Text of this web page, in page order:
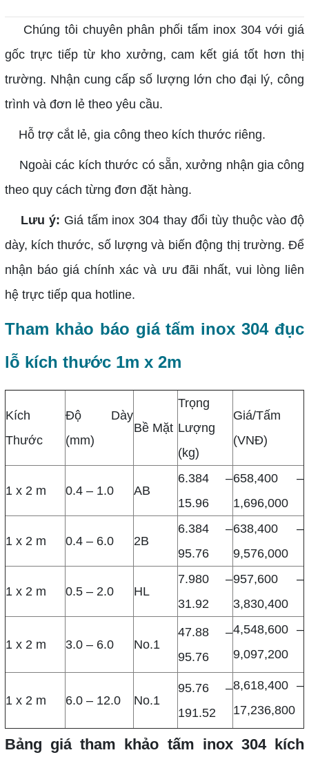
Chúng tôi chuyên phân phối tấm inox 304 với giá
gốc trực tiếp từ kho xưởng, cam kết giá tốt hơn thị
trường. Nhận cung cấp số lượng lớn cho đại lý, công
trình và đơn lẻ theo yêu cầu.
Hỗ trợ cắt lẻ, gia công theo kích thước riêng.
Ngoài các kích thước có sẵn, xưởng nhận gia công
theo quy cách từng đơn đặt hàng.
Lưu ý: Giá tấm inox 304 thay đổi tùy thuộc vào độ
dày, kích thước, số lượng và biến động thị trường. Để
nhận báo giá chính xác và ưu đãi nhất, vui lòng liên
hệ trực tiếp qua hotline.
Tham khảo báo giá tấm inox 304 đục
lỗ kích thước 1m x 2m
Kích
Thước
Độ Dày
(mm)
Bề Mặt
Trọng
Lượng
(kg)
Giá/Tấm
(VNĐ)
1 x 2 m 0.4 – 1.0 AB
6.384 –
15.96
658,400 –
1,696,000
1 x 2 m 0.4 – 6.0 2B
6.384 –
95.76
638,400 –
9,576,000
1 x 2 m 0.5 – 2.0 HL
7.980 –
31.92
957,600 –
3,830,400
1 x 2 m 3.0 – 6.0 No.1
47.88 –
95.76
4,548,600 –
9,097,200
1 x 2 m 6.0 – 12.0 No.1
95.76 –
191.52
8,618,400 –
17,236,800
Bảng giá tham khảo tấm inox 304 kích